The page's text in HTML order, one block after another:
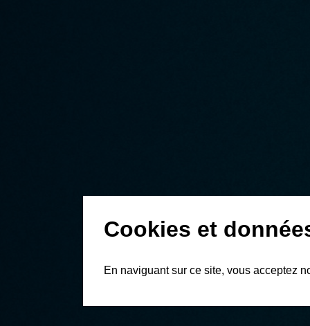
Cookies et
En naviguant sur ce site, vous acceptez